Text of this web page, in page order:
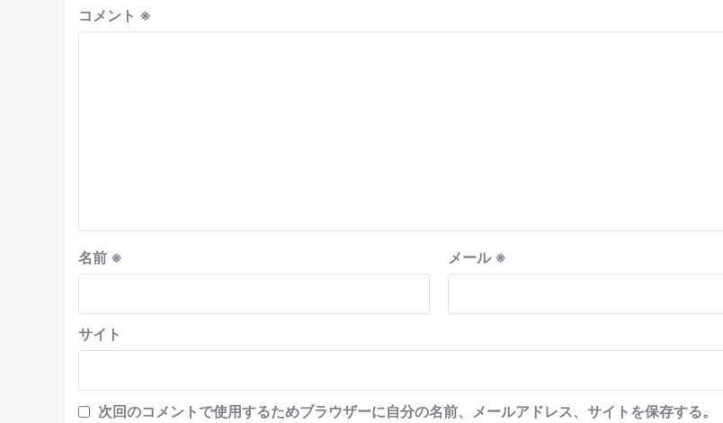
コメント ※
名前 ※ メール※
サイト
次回のコメントで使用するためブラウザーに自分の名前、メールアドレス、サイトを保存する。